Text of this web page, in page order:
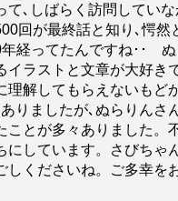
て､しばらく訪問してい
回が最終話と知り､愕然
経ってたんですね･･ ぬ
イラストと文章が大好
理解してもらえないもど
りましたが､ぬらりんさ
ことが多々ありました。
にしています。さびちゃ
しくださいね。ご多幸を